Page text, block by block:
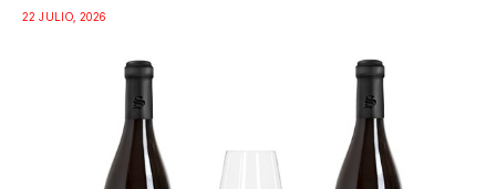
22 JULIO, 2026